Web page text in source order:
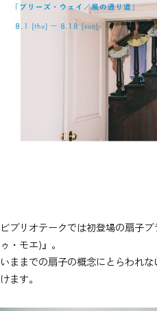
ビブリオテークでは初登場の扇子
ゥ・モエ)』。
いままでの扇子の概念にとらわれ
けます。